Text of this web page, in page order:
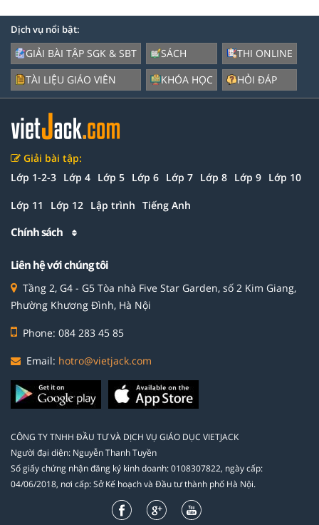
Dịch vụ nổi bật:
GIẢI BÀI TẬP SGK & SBT
TÀI LIỆU GIÁO VIÊN
SÁCH
KHÓA HỌC
THI ONLINE
HỎI ĐÁP
Giải bài tập:
Lớp 1-2-3 Lớp 4 Lớp 5 Lớp 6 Lớp 7 Lớp 8 Lớp 9 Lớp 10
Lớp 11 Lớp 12 Lập trình Tiếng Anh
Chính sách
Liên hệ với chúng tôi
Tầng 2, G4 - G5 Tòa nhà Five Star Garden, số 2 Kim Giang,
Phường Khương Đình, Hà Nội
Phone: 084 283 45 85
Email: hotro@vietjack.com
CÔNG TY TNHH ĐẦU TƯ VÀ DỊCH VỤ GIÁO DỤC VIETJACK
Người đại diện: Nguyễn Thanh Tuyền
Số giấy chứng nhận đăng ký kinh doanh: 0108307822, ngày cấp:
04/06/2018, nơi cấp: Sở Kế hoạch và Đầu tư thành phố Hà Nội.